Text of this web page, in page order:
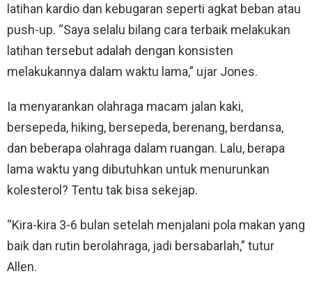
latihan kardio dan kebugaran seperti agkat beban atau
push-up. “Saya selalu bilang cara terbaik melakukan
latihan tersebut adalah dengan konsisten
melakukannya dalam waktu lama,” ujar Jones.
Ia menyarankan olahraga macam jalan kaki,
bersepeda, hiking, bersepeda, berenang, berdansa,
dan beberapa olahraga dalam ruangan. Lalu, berapa
lama waktu yang dibutuhkan untuk menurunkan
kolesterol? Tentu tak bisa sekejap.
“Kira-kira 3-6 bulan setelah menjalani pola makan yang
baik dan rutin berolahraga, jadi bersabarlah,” tutur
Allen.